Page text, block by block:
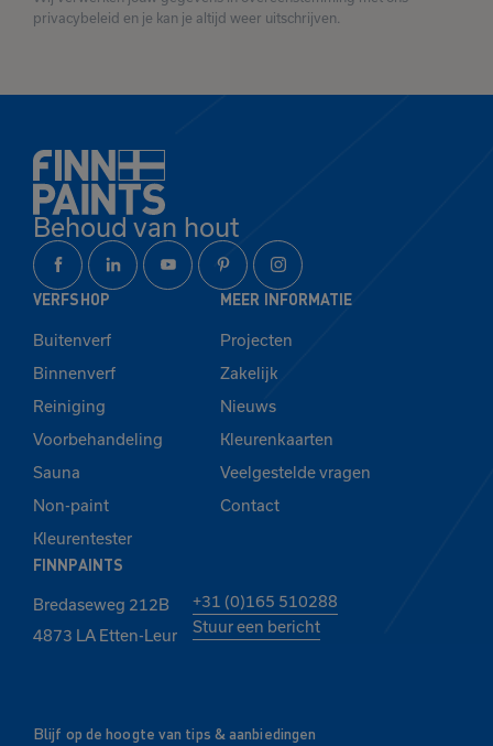
privacybeleid en je kan je altijd weer uitschrijven.
Behoud van hout
VERFSHOP
Buitenverf
Binnenverf
Reiniging
Voorbehandeling
Sauna
Non-paint
Kleurentester
MEER INFORMATIE
Projecten
Zakelijk
Nieuws
Kleurenkaarten
Veelgestelde vragen
Contact
FINNPAINTS
Bredaseweg 212B
4873 LA Etten-Leur
+31 (0)165 510288
Stuur een bericht
Blijf op de hoogte van tips & aanbiedingen